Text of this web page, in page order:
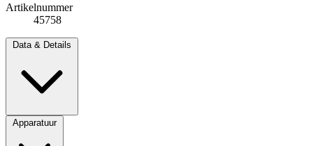
Artikelnummer
45758
Data & Details
Apparatuur